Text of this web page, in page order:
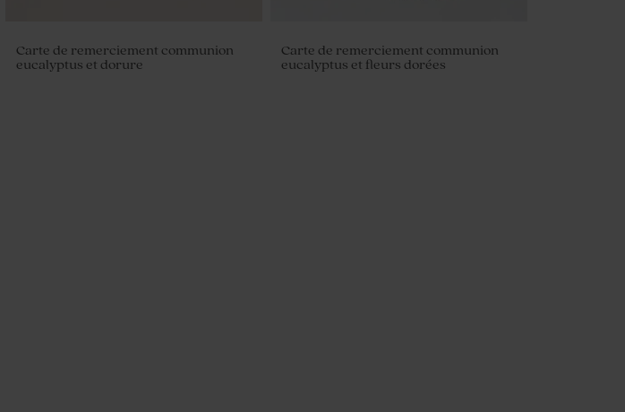
Carte de remerciement communion
eucalyptus et dorure
Carte de remerciement communion
eucalyptus et fleurs dorées